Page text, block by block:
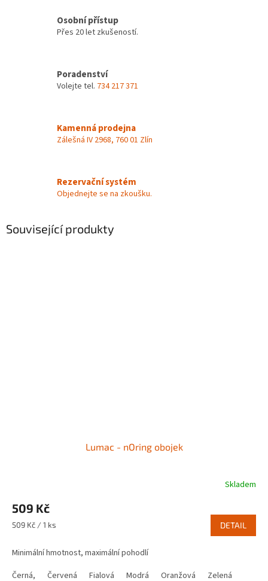
Osobní přístup
Přes 20 let zkušeností.
Poradenství
Volejte tel. 734 217 371
Kamenná prodejna
Zálešná IV 2968, 760 01 Zlín
Rezervační systém
Objednejte se na zkoušku.
Související produkty
Lumac - nOring obojek
produktu
je
5,0
5
Skladem
509 Kč
Měrná
509 Kč / 1 ks DETAIL
Minimální hmotnost, maximální pohodlí
Černá,
Červená Fialová Modrá Oranžová Zelená